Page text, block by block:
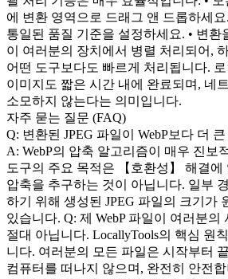
에 변환 영역으로 드래그 앤 드롭하세
통일된 품질 기준을 설정하세요. • 변환
이 여러분의 장치에서 병렬 처리되어,
어떤 도구보다도 빠르게 처리됩니다.
이미지도 짧은 시간 내에 완료되며, 네
소모하지 않는다는 의미입니다.
자주 묻는 질문 (FAQ)
Q: 변환된 JPEG 파일이 WebP보다 더
A: WebP의 압축 알고리즘이 매우 진보
도구의 주요 목적은 【호환성】 해결에
압축을 추구하는 것이 아닙니다. 일부
하기 위해 생성된 JPEG 파일의 크기가
있습니다. Q: 제 WebP 파일이 여러분의
절대 아닙니다. LocallyTools의 핵심 원
니다. 여러분의 모든 파일은 시작부터
컴퓨터를 떠나지 않으며, 완전히 안전합